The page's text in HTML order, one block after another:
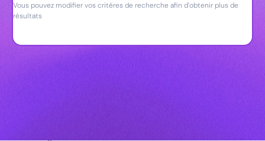
Vous pouvez modifier vos critères de recherche afin d'obtenir plus de
résultats